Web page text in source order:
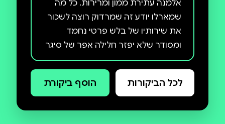
אלמנה עתירת ממון ומרירות. כל מה
שמארלו יודע זה שמרדוק רוצה לשכור
את שירותיו של בלש פרטי נחמד
ומסודר שלא יפזר חלילה אפר של סיגר
על הרצפה ושאף פעם לא יהיה עליו
יותר מאקדח אחד. מארלו מגיע אל
ביתה של מרדוק, המלא בגרוטאות
לכל הביקורות הוסף ביקורת